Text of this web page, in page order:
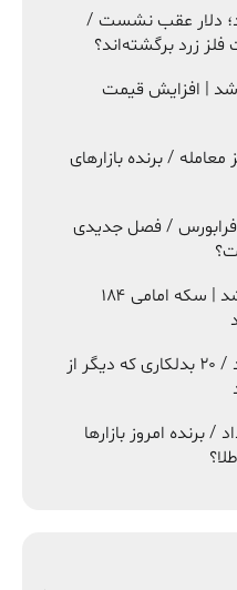
دلار عقب نشست /
زرد برگشته‌اند؟
شد | افزایش قیمت
/ برنده بازارهای
/ فصل جدیدی
بازار طلا دوباره صعودی شد | سکه امامی ۱۸۴
از ارشا اقدسی تا هالیوود / ۲۰ بدلکاری که دیگر از
امروز ۱۲ مرداد / برنده امروز بازارها